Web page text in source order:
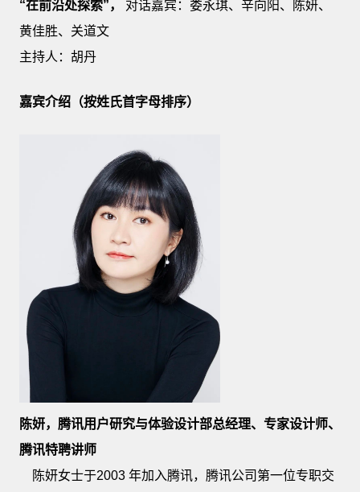
“在前沿处探索”，
对话嘉宾：娄永琪、辛向阳、陈妍、
黄佳胜、关道文
主持人：胡丹
嘉宾介绍（按姓氏首字母排序）
陈妍，腾讯用户研究与体验设计部总经理、专家设计师、
腾讯特聘讲师
陈妍女士于2003 年加入腾讯，腾讯公司第一位专职交